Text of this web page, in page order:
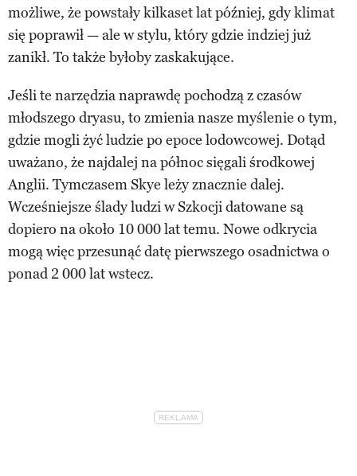
możliwe, że powstały kilkaset lat później, gdy klimat
się poprawił — ale w stylu, który gdzie indziej już
zanikł. To także byłoby zaskakujące.
Jeśli te narzędzia naprawdę pochodzą z czasów
młodszego dryasu, to zmienia nasze myślenie o tym,
gdzie mogli żyć ludzie po epoce lodowcowej. Dotąd
uważano, że najdalej na północ sięgali środkowej
Anglii. Tymczasem Skye leży znacznie dalej.
Wcześniejsze ślady ludzi w Szkocji datowane są
dopiero na około 10 000 lat temu. Nowe odkrycia
mogą więc przesunąć datę pierwszego osadnictwa o
ponad 2 000 lat wstecz.